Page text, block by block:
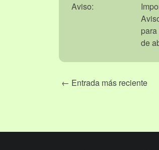
Aviso:
de
← Entrada más reciente